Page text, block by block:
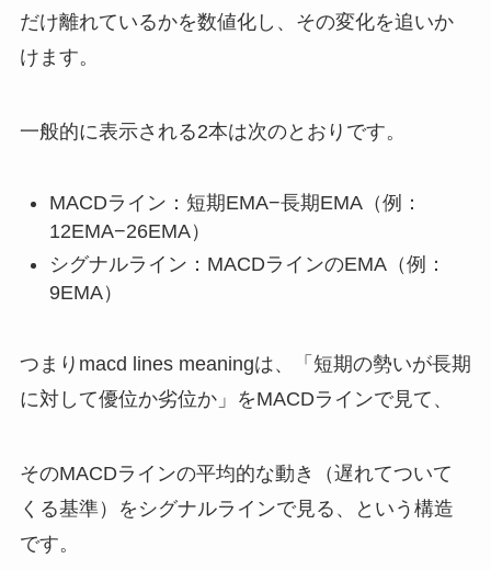
だけ離れているかを数値化し、その変化を追いか
けます。
一般的に表示される2本は次のとおりです。
MACDライン：短期EMA−長期EMA（例：
12EMA−26EMA）
シグナルライン：MACDラインのEMA（例：
9EMA）
つまりmacd lines meaningは、「短期の勢いが長期
に対して優位か劣位か」をMACDラインで見て、
そのMACDラインの平均的な動き（遅れてついて
くる基準）をシグナルラインで見る、という構造
です。